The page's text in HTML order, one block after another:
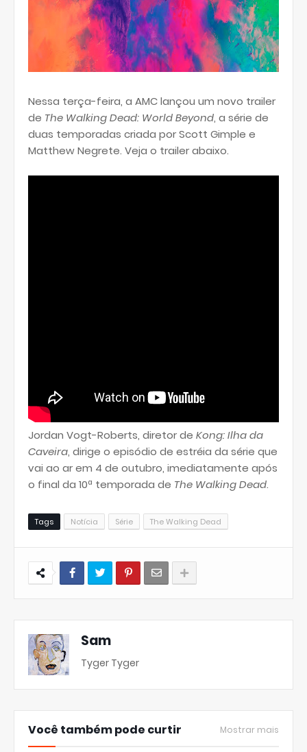
Nessa terça-feira, a AMC lançou um novo trailer
de The Walking Dead: World Beyond, a série de
duas temporadas criada por Scott Gimple e
Matthew Negrete. Veja o trailer abaixo.
Jordan Vogt-Roberts, diretor de Kong: Ilha da
Caveira, dirige o episódio de estréia da série que
vai ao ar em 4 de outubro, imediatamente após
o final da 10ª temporada de The Walking Dead.
Tags Notícia Série The Walking Dead
Sam
Tyger Tyger
Você também pode curtir Mostrar mais